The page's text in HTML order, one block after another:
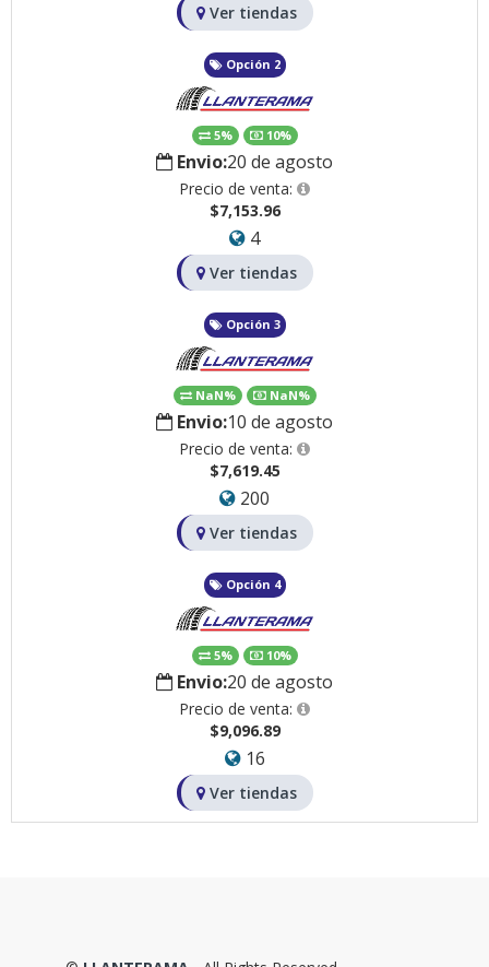
Ver tiendas
Opción 2
5% 10%
Envio:20 de agosto
Precio de venta:
$7,153.96
4
Ver tiendas
Opción 3
NaN% NaN%
Envio:10 de agosto
Precio de venta:
$7,619.45
200
Ver tiendas
Opción 4
5% 10%
Envio:20 de agosto
Precio de venta:
$9,096.89
16
Ver tiendas